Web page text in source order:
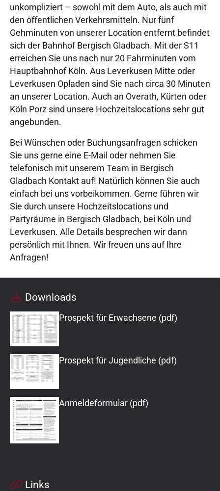
unkompliziert – sowohl mit dem Auto, als auch mit
den öffentlichen Verkehrsmitteln. Nur fünf
Gehminuten von unserer Location entfernt befindet
sich der Bahnhof Bergisch Gladbach. Mit der S11
erreichen Sie uns nach nur 20 Fahrminuten vom
Hauptbahnhof Köln. Aus Leverkusen Mitte oder
Leverkusen Opladen sind Sie nach circa 30 Minuten
an unserer Location. Auch an Overath, Kürten oder
Köln Porz sind unsere Hochzeitslocations sehr gut
angebunden.
Bei Wünschen oder Buchungsanfragen schicken
Sie uns gerne eine E-Mail oder nehmen Sie
telefonisch mit unserem Team in Bergisch
Gladbach Kontakt auf! Natürlich können Sie auch
einfach bei uns vorbeikommen. Gerne führen wir
Sie durch unsere Hochzeitslocations und
Partyräume in Bergisch Gladbach, bei Köln und
Leverkusen. Alle Details besprechen wir dann
persönlich mit Ihnen. Wir freuen uns auf Ihre
Anfragen!
Downloads
Prospekt für Erwachsene (pdf)
Prospekt für Jugendliche (pdf)
Anmeldeformular (pdf)
Links